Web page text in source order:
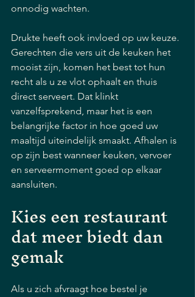
onnodig wachten.
Drukte heeft ook invloed op uw keuze.
Gerechten die vers uit de keuken het
mooist zijn, komen het best tot hun
recht als u ze vlot ophaalt en thuis
direct serveert. Dat klinkt
vanzelfsprekend, maar het is een
belangrijke factor in hoe goed uw
maaltijd uiteindelijk smaakt. Afhalen is
op zijn best wanneer keuken, vervoer
en serveermoment goed op elkaar
aansluiten.
Kies een restaurant
dat meer biedt dan
gemak
Als u zich afvraagt hoe bestel je